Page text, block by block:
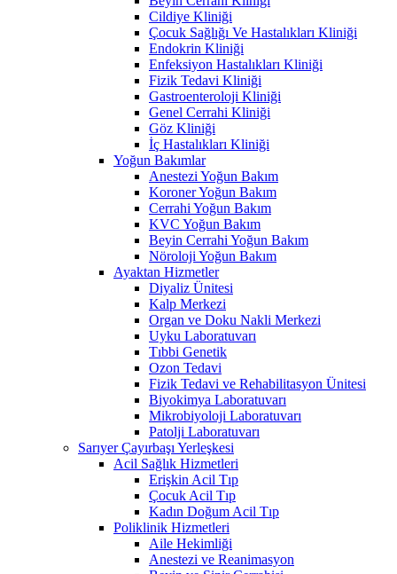
Cildiye Kliniği
Çocuk Sağlığı Ve Hastalıkları Kliniği
Endokrin Kliniği
Enfeksiyon Hastalıkları Kliniği
Fizik Tedavi Kliniği
Gastroenteroloji Kliniği
Genel Cerrahi Kliniği
Göz Kliniği
İç Hastalıkları Kliniği
Yoğun Bakımlar
Anestezi Yoğun Bakım
Koroner Yoğun Bakım
Cerrahi Yoğun Bakım
KVC Yoğun Bakım
Beyin Cerrahi Yoğun Bakım
Nöroloji Yoğun Bakım
Ayaktan Hizmetler
Diyaliz Ünitesi
Kalp Merkezi
Organ ve Doku Nakli Merkezi
Uyku Laboratuvarı
Tıbbi Genetik
Ozon Tedavi
Fizik Tedavi ve Rehabilitasyon Ünitesi
Biyokimya Laboratuvarı
Mikrobiyoloji Laboratuvarı
Patolji Laboratuvarı
Sarıyer Çayırbaşı Yerleşkesi
Acil Sağlık Hizmetleri
Erişkin Acil Tıp
Çocuk Acil Tıp
Kadın Doğum Acil Tıp
Poliklinik Hizmetleri
Aile Hekimliği
Anestezi ve Reanimasyon